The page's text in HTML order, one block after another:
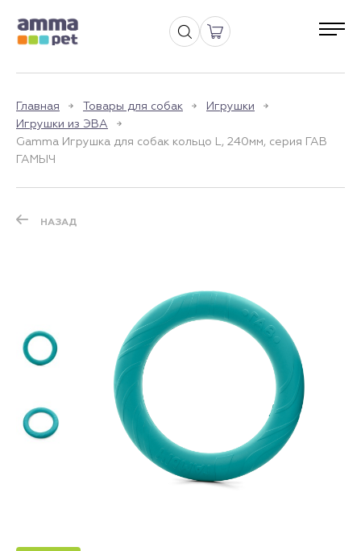
Главная Товары для собак
Игрушки
Игрушки из ЭВА
Gamma Игрушка для собак кольцо L, 240мм, серия ГАВ
ГАМЫЧ
НАЗАД